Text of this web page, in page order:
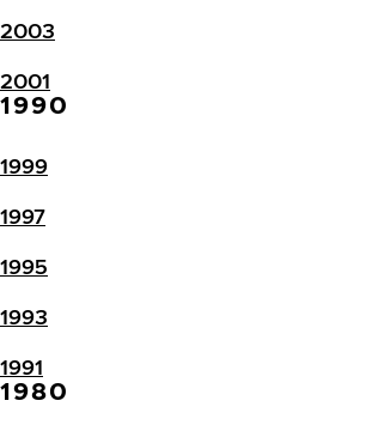
2003
2001
1990
1999
1997
1995
1993
1991
1980